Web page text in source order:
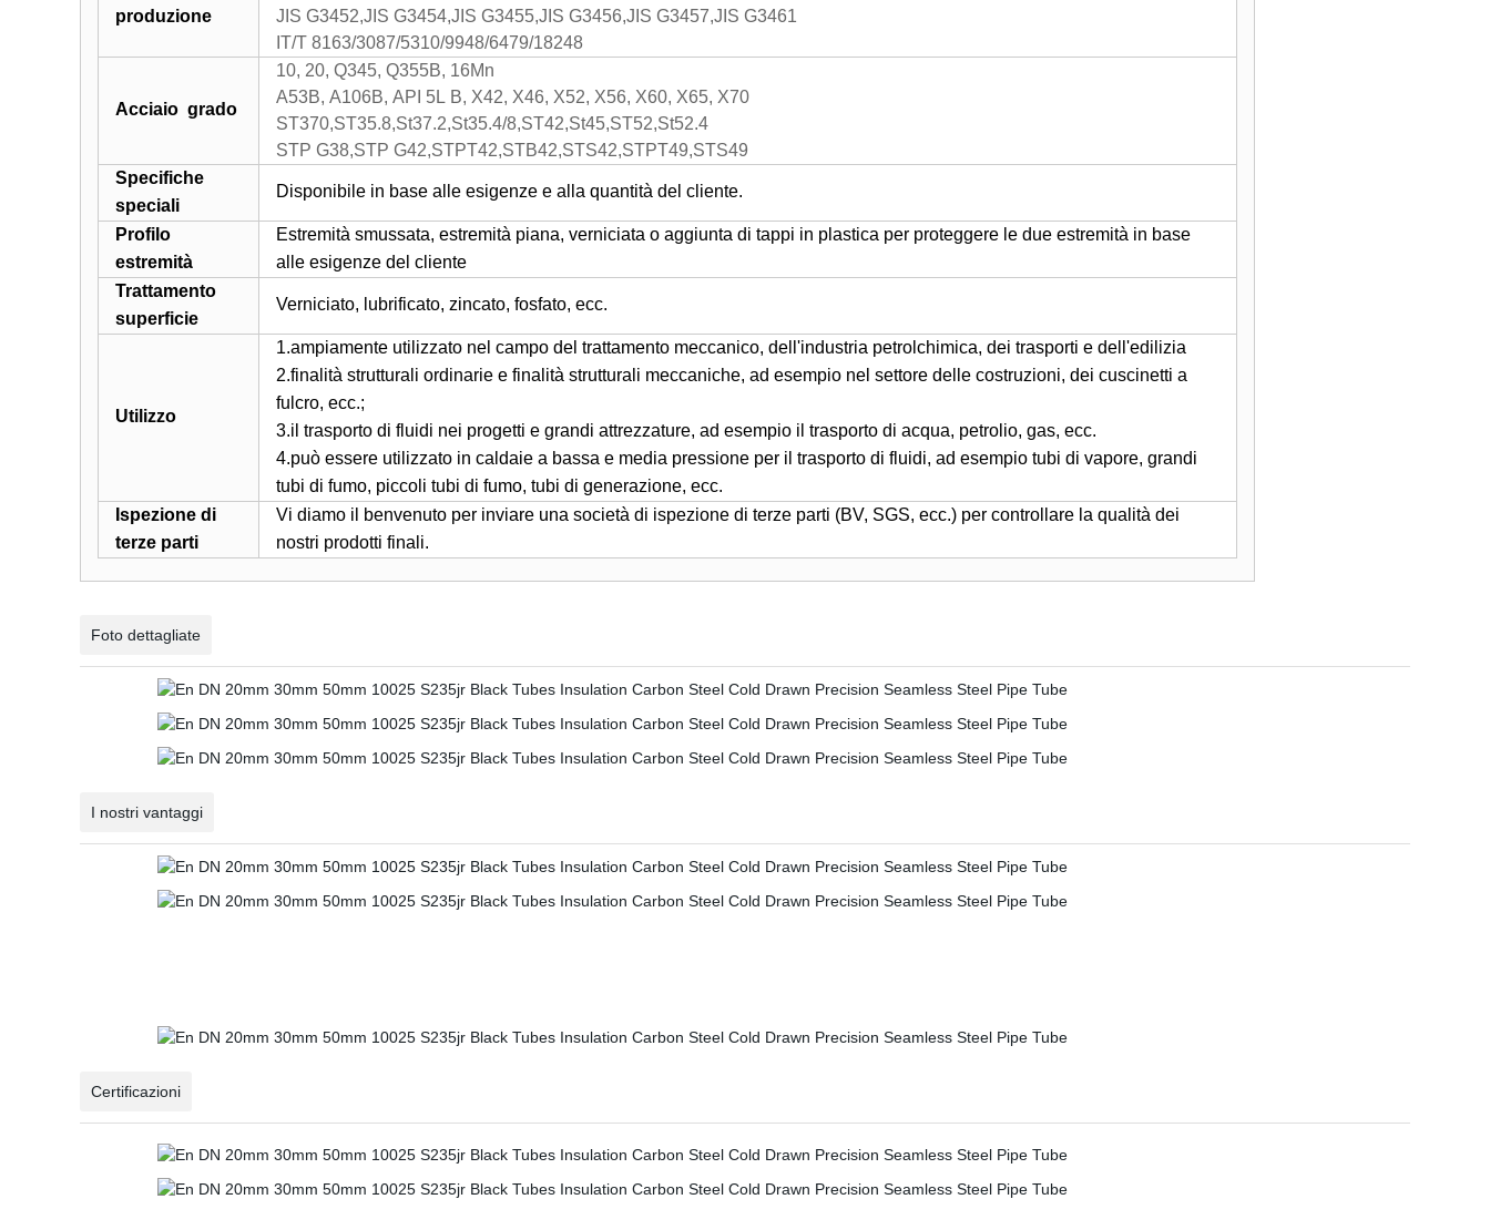
produzione
JIS G3452,JIS G3454,JIS G3455,JIS G3456,JIS G3457,JIS G3461
IT/T 8163/3087/5310/9948/6479/18248
Acciaio grado
10, 20, Q345, Q355B, 16Mn
A53B, A106B, API 5L B, X42, X46, X52, X56, X60, X65, X70
ST370,ST35.8,St37.2,St35.4/8,ST42,St45,ST52,St52.4
STP G38,STP G42,STPT42,STB42,STS42,STPT49,STS49
Specifiche
speciali
Disponibile in base alle esigenze e alla quantità del cliente.
Profilo
estremità
Estremità smussata, estremità piana, verniciata o aggiunta di tappi in plastica per proteggere le due estremità in base
alle esigenze del cliente
Trattamento
superficie
Verniciato, lubrificato, zincato, fosfato, ecc.
Utilizzo
1.ampiamente utilizzato nel campo del trattamento meccanico, dell'industria petrolchimica, dei trasporti e dell'edilizia
2.finalità strutturali ordinarie e finalità strutturali meccaniche, ad esempio nel settore delle costruzioni, dei cuscinetti a
fulcro, ecc.;
3.il trasporto di fluidi nei progetti e grandi attrezzature, ad esempio il trasporto di acqua, petrolio, gas, ecc.
4.può essere utilizzato in caldaie a bassa e media pressione per il trasporto di fluidi, ad esempio tubi di vapore, grandi
tubi di fumo, piccoli tubi di fumo, tubi di generazione, ecc.
Ispezione di
terze parti
Vi diamo il benvenuto per inviare una società di ispezione di terze parti (BV, SGS, ecc.) per controllare la qualità dei
nostri prodotti finali.
Foto dettagliate
I nostri vantaggi
Certificazioni